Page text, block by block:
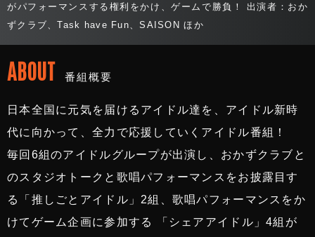
がパフォーマンスする権利をかけ、ゲームで勝負！ 出演者：おか
ずクラブ、Task have Fun、SAISON ほか
ABOUT 番組概要
日本全国に元気を届けるアイドル達を、アイドル新時
代に向かって、全力で応援していくアイドル番組！
毎回6組のアイドルグループが出演し、おかずクラブと
のスタジオトークと歌唱パフォーマンスをお披露目す
る「推しごとアイドル」2組、歌唱パフォーマンスをか
けてゲーム企画に参加する 「シェアアイドル」4組が